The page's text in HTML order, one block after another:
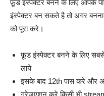
फ़ूड इंस्पेक्टर बनने के लिए आपके
इंस्पेक्टर बन सकते है तो अगर
को पूरा करे।
फ़ूड इंस्पेक्टर बनने के लिए
लाये
इसके बाद 12th पास करे और